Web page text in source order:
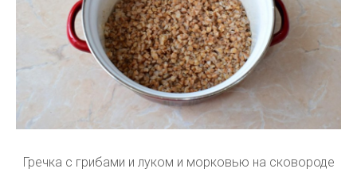
Гречка с грибами и луком и морковью на сковороде